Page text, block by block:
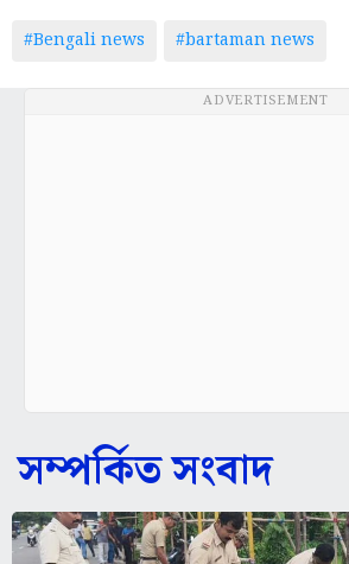
#Bengali news #bartaman news
ADVERTISEMENT
সম্পর্কিত সংবাদ